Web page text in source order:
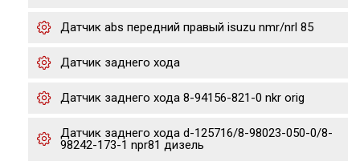
Датчик abs передний правый isuzu nmr/nrl 85
Датчик заднего хода
Датчик заднего хода 8-94156-821-0 nkr orig
Датчик заднего хода d-125716/8-98023-050-0/8-
98242-173-1 npr81 дизель